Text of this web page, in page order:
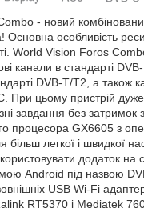
- новий
Основна особливість
World Vision Foros
канали в стандарті
DVB-T/T2, а також
При цьому пристрій
завдання без затримок
процесора GX6605 з
легкої і швидкої
додаток на
Android під назвою
USB Wi-Fi
RT5370 і Mediatek